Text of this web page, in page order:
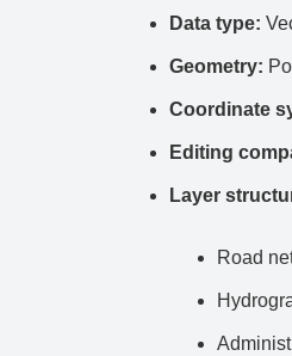
Data type:
Geometry:
Coordinate
Editing
Layer
Road